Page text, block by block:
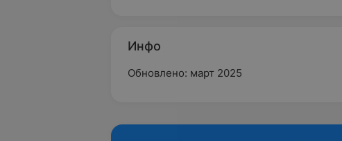
Инфо
Обновлено: март 2025